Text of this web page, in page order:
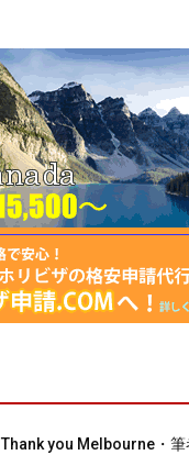
Thank you Melbourne・